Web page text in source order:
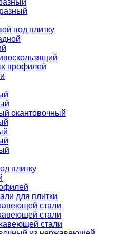
под плитку
профилей
окантовочный
плитку
для плитки
стали
стали
стали